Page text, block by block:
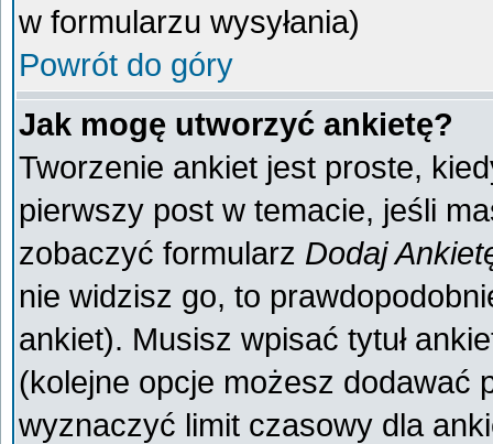
w formularzu wysyłania)
Powrót do góry
Jak mogę utworzyć ankietę?
Tworzenie ankiet jest proste,
pierwszy post w temacie, jeśli
zobaczyć formularz Dodaj
nie widzisz go, to
ankiet). Musisz wpisać tytuł
(kolejne opcje możesz dodawać
wyznaczyć limit czasowy dla